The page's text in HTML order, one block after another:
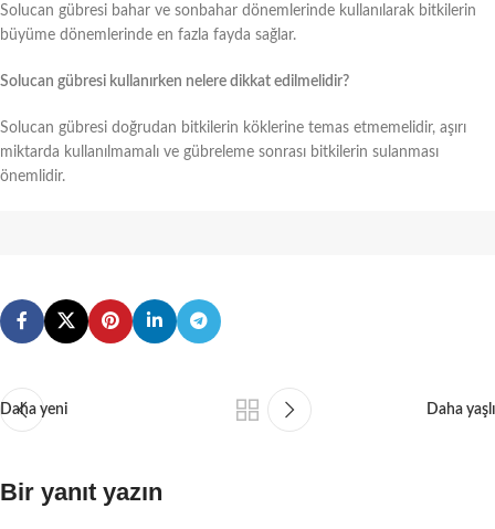
Solucan gübresi bahar ve sonbahar dönemlerinde kullanılarak bitkilerin
büyüme dönemlerinde en fazla fayda sağlar.
Solucan gübresi kullanırken nelere dikkat edilmelidir?
Solucan gübresi doğrudan bitkilerin köklerine temas etmemelidir, aşırı
miktarda kullanılmamalı ve gübreleme sonrası bitkilerin sulanması
önemlidir.
Daha yeni Daha yaşlı
Bir yanıt yazın